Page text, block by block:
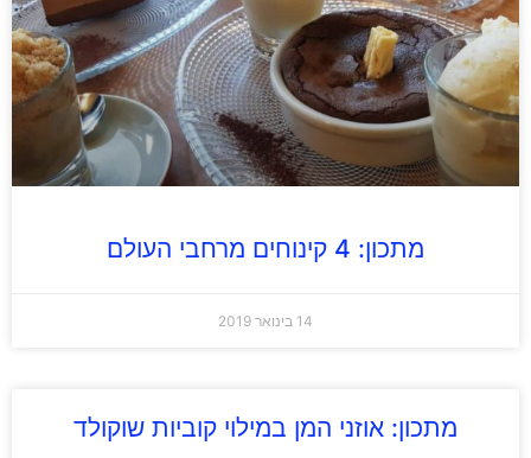
מתכון: 4 קינוחים מרחבי העולם
14 בינואר 2019
מתכון: אוזני המן במילוי קוביות שוקולד